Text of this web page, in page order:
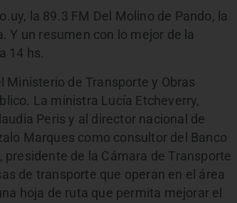
la 89.3 FM Del Molino de Pando, la
Y un resumen con lo mejor de la
14 hs.
Ministerio de Transporte y Obras
La ministra Lucía Etcheverry,
Peris y al director nacional de
Marques como consultor del Banco
de la Cámara de Transporte
de transporte que operan en el área
hoja de ruta que permita mejorar el